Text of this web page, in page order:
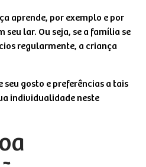
aprende, por exemplo e por
seu lar. Ou seja, se a família se
regularmente, a criança
seu gosto e preferências a tais
individualidade neste